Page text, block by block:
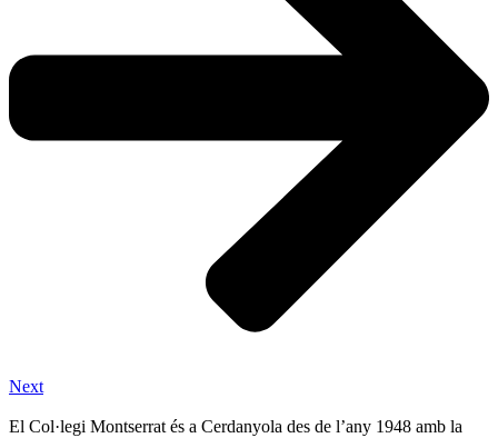
Next
El Col·legi Montserrat és a Cerdanyola des de l’any 1948 amb la